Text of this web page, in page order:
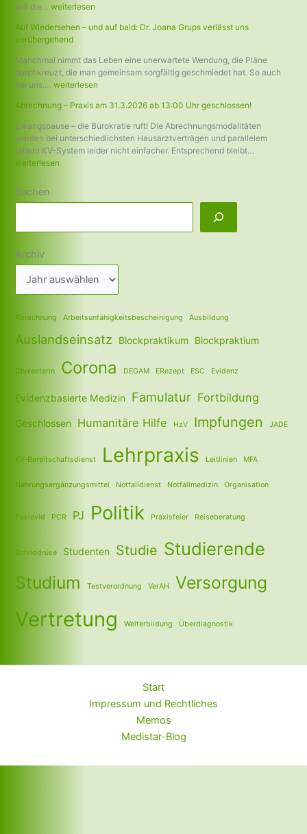
will die…weiterlesen
Auf Wiedersehen – und auf bald: Dr. Joana Grups verlässt uns
vorübergehend
Manchmal nimmt das Leben eine unerwartete Wendung, die Pläne
durchkreuzt, die man gemeinsam sorgfältig geschmiedet hat. So auch
bei uns.…weiterlesen
Abrechnung – Praxis am 31.3.2026 ab 13:00 Uhr geschlossen!
Zwangspause – die Bürokratie ruft! Die Abrechnungsmodalitäten
werden bei unterschiedlichsten Hausarztverträgen und parallelem
(alten) KV-System leider nicht einfacher. Entsprechend bleibt…
weiterlesen
Suchen
Archiv
Abrechnung Arbeitsunfähigkeitsbescheinigung Ausbildung
Auslandseinsatz Blockpraktikum Blockpraktium
Cholesterin Corona DEGAM ERezept ESC Evidenz
Evidenzbasierte Medizin Famulatur Fortbildung
Geschlossen Humanitäre Hilfe HzV Impfungen JADE
KV-Bereitschaftsdienst Lehrpraxis Leitlinien MFA
Nahrungsergänzungsmittel Notfalldienst Notfallmedizin Organisation
Paxlovid PCR PJ Politik Praxisfeier Reiseberatung
Schilddrüse Studenten Studie Studierende
Studium Testverordnung VerAH Versorgung
Vertretung Weiterbildung Überdiagnostik
Start
Impressum und Rechtliches
Memos
Medistar-Blog